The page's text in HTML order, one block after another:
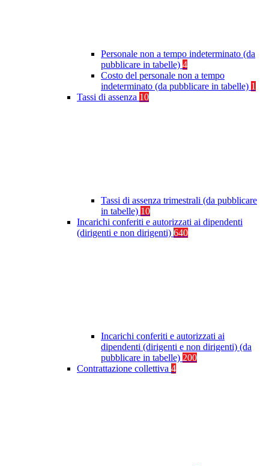
Personale non a tempo indeterminato (da
pubblicare in tabelle) 4
Costo del personale non a tempo
indeterminato (da pubblicare in tabelle) 1
Tassi di assenza 10
Tassi di assenza trimestrali (da pubblicare
in tabelle) 10
Incarichi conferiti e autorizzati ai dipendenti
(dirigenti e non dirigenti) 640
Incarichi conferiti e autorizzati ai
dipendenti (dirigenti e non dirigenti) (da
pubblicare in tabelle) 200
Contrattazione collettiva 4